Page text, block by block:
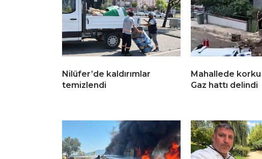
Nilüfer’de kaldırımlar
temizlendi
Mahallede
Gaz hattı delindi